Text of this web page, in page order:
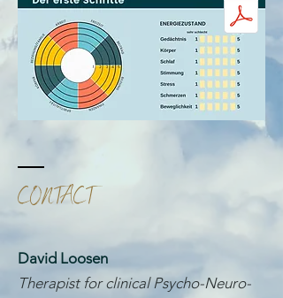
CONTACT
David Loosen
Therapist for clinical Psycho-Neuro-